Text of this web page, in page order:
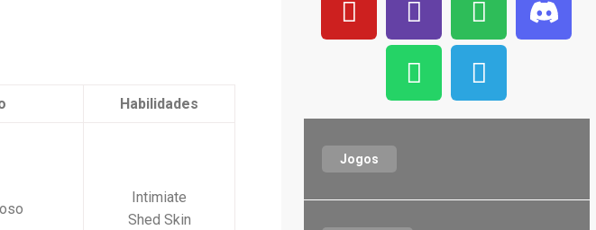
Habilidades
Intimiate
Shed Skin
Jogos